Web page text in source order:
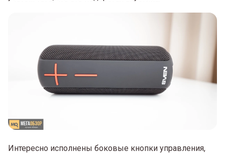
Интересно исполнены боковые кнопки управления,